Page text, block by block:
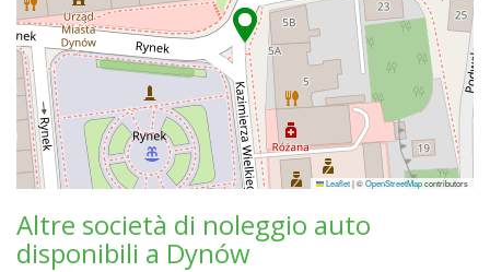
Leaflet|©OpenStreetMapcontributors
Altre società di noleggio auto
disponibili a Dynów